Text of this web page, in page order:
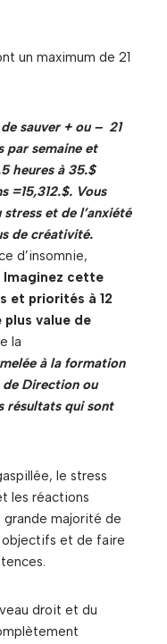
un maximum de 21
sauver + ou – 21
par semaine et
heures à 35.$
=15,312.$. Vous
et de l’anxiété
de créativité.
d’insomnie,
Imaginez cette
et priorités à 12
plus value de
la
à la formation
Direction ou
résultats qui sont
le stress
les réactions
majorité de
objectifs et de faire
droit et du